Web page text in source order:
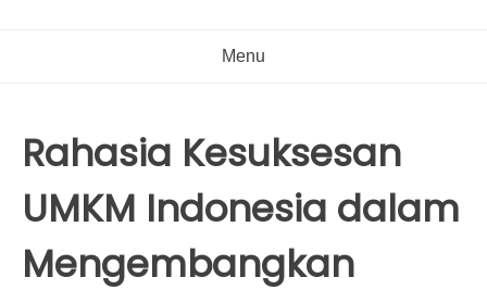
Menu
Rahasia Kesuksesan
UMKM Indonesia dalam
Mengembangkan